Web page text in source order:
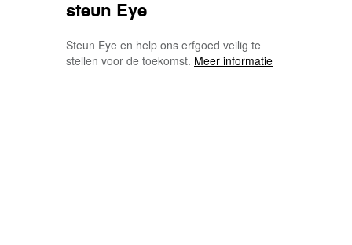
steun Eye
Steun Eye en help ons erfgoed veilig te
stellen voor de toekomst. Meer informatie